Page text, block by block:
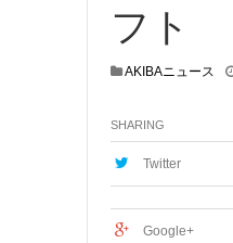
フト
AKIBAニュース
SHARING
Twitter
Google+